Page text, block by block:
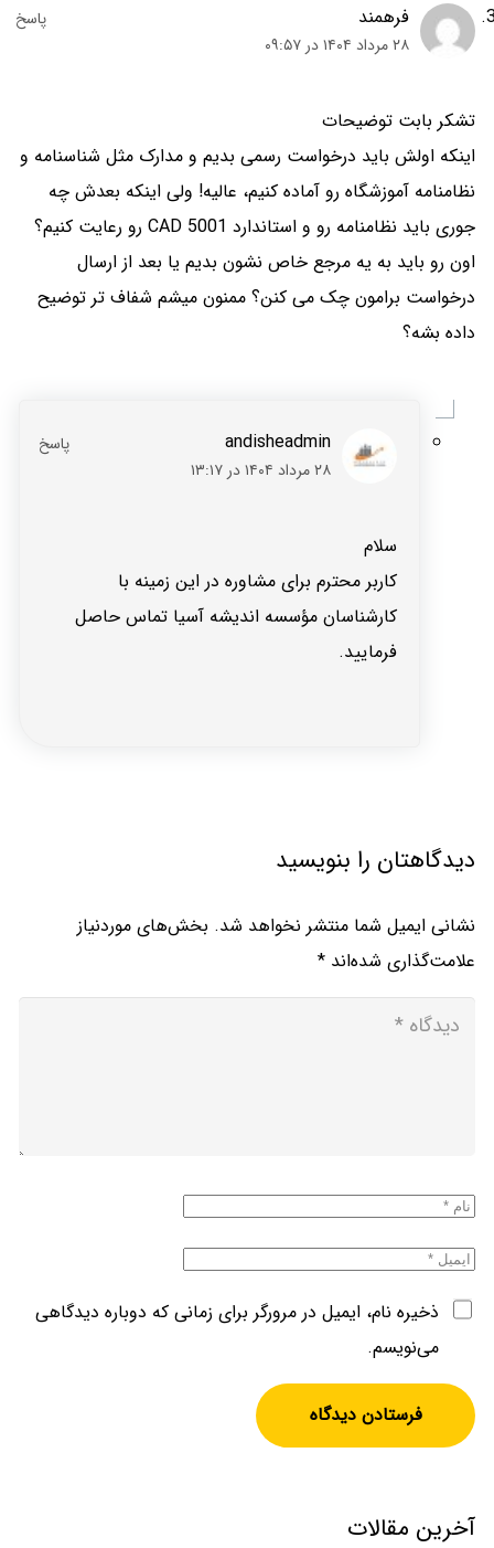
فرهمند
۲۸ مرداد ۱۴۰۴ در ۰۹:۵۷
تشکر بابت توضیحات
اینکه اولش باید درخواست رسمی بدیم و مدارک مثل شناسنامه و
نظامنامه آموزشگاه رو آماده کنیم، عالیه! ولی اینکه بعدش چه‌
جوری باید نظامنامه رو و استاندارد CAD 5001 رو رعایت کنیم؟
اون رو باید به یه مرجع خاص نشون بدیم یا بعد از ارسال
درخواست برامون چک می ‌کنن؟ ممنون میشم شفاف تر توضیح
داده بشه؟
andisheadmin
۲۸ مرداد ۱۴۰۴ در ۱۳:۱۷
سلام
کاربر محترم برای مشاوره در این زمینه با
کارشناسان مؤسسه اندیشه آسیا تماس حاصل
فرمایید.
دیدگاهتان را بنویسید
نشانی ایمیل شما منتشر نخواهد شد. بخش‌های موردنیاز
علامت‌گذاری شده‌اند *
ذخیره نام، ایمیل در مرورگر برای زمانی که دوباره دیدگاهی
می‌نویسم.
آخرین مقالات